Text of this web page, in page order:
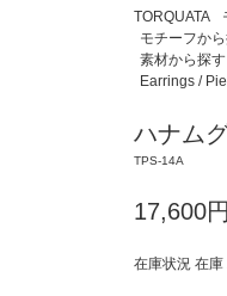
TORQUATA
モチーフか
素材から探
Earrings /
ハナム
TPS-14A
17,600
在庫状況 在